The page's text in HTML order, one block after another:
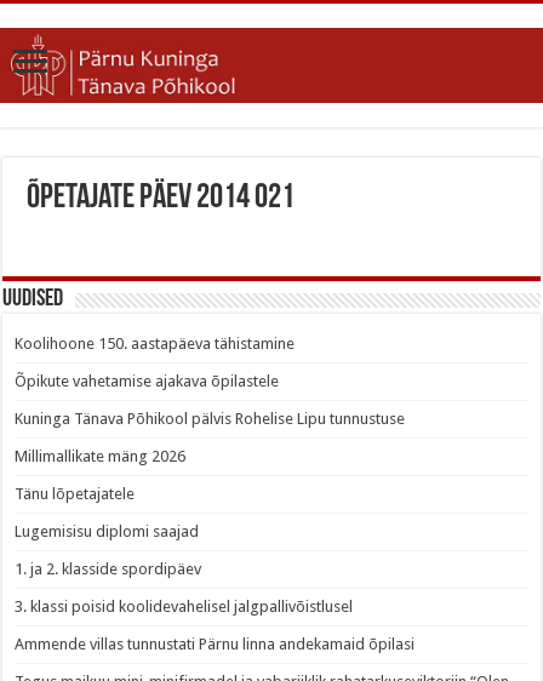
Õpetajate päev 2014 021
Uudised
Koolihoone 150. aastapäeva tähistamine
Õpikute vahetamise ajakava õpilastele
Kuninga Tänava Põhikool pälvis Rohelise Lipu tunnustuse
Millimallikate mäng 2026
Tänu lõpetajatele
Lugemisisu diplomi saajad
1. ja 2. klasside spordipäev
3. klassi poisid koolidevahelisel jalgpallivõistlusel
Ammende villas tunnustati Pärnu linna andekamaid õpilasi